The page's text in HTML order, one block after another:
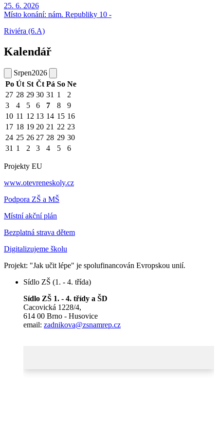
25. 6. 2026
Místo konání: nám. Republiky 10 -
Riviéra (6.A)
Kalendář
Srpen2026
Po Út St Čt Pá So Ne
27 28 29 30 31 1
2
3
4 5 6 7 8
9
10 11 12 13 14 15 16
17 18 19 20 21 22 23
24 25 26 27 28 29 30
31 1 2 3 4 5 6
Projekty EU
www.otevreneskoly.cz
Podpora ZŠ a MŠ
Místní akční plán
Bezplatná strava dětem
Digitalizujeme školu
Projekt: "Jak učit lépe" je spolufinancován Evropskou unií.
Sídlo ZŠ (1. - 4. třída)
Sídlo ZŠ 1. - 4. třídy a ŠD
Cacovická 1228/4,
614 00 Brno - Husovice
email: zadnikova@zsnamrep.cz